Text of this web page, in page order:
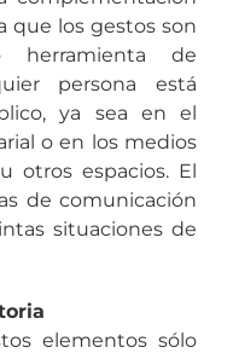
que los gestos son
herramienta de
persona está
ya sea en el
o en los medios
otros espacios. El
de comunicación
situaciones de
elementos sólo